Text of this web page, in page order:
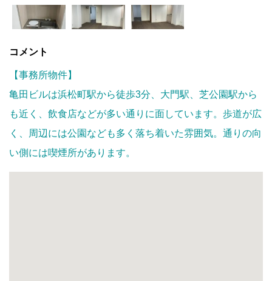
コメント
【事務所物件】
亀田ビルは浜松町駅から徒歩3分、大門駅、芝公園駅から
も近く、飲食店などが多い通りに面しています。歩道が広
く、周辺には公園なども多く落ち着いた雰囲気。通りの向
い側には喫煙所があります。